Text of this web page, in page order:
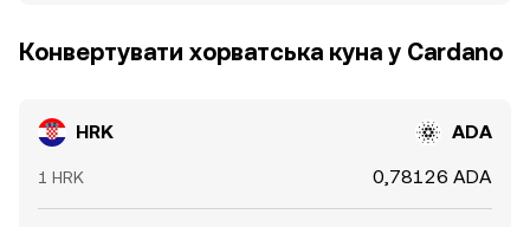
Конвертувати хорватська куна у Cardano
HRK ADA
1 HRK 0,78126 ADA